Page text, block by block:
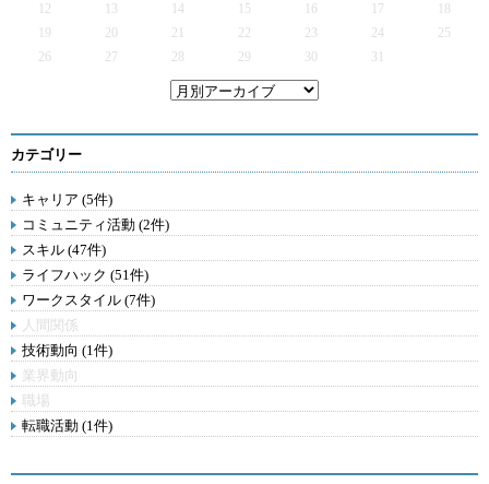
12
13 14 15 16 17
19
20 21 22 23 24
25
26
27 28 29 30 31
カテゴリー
キャリア (5件)
コミュニティ活動 (2件)
スキル (47件)
ライフハック (51件)
ワークスタイル (7件)
人間関係
技術動向 (1件)
業界動向
職場
転職活動 (1件)